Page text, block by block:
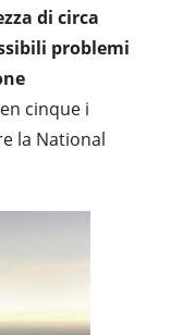
di circa
problemi
cinque i
la National